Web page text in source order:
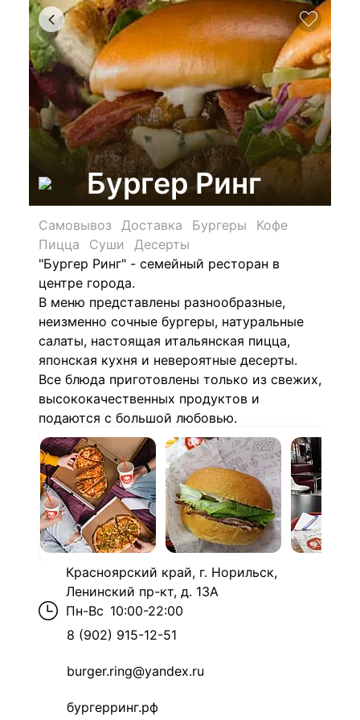
Бургер Ринг
Самовывоз Доставка Бургеры
Кофе
Пицца
Суши
Десерты
"Бургер Ринг" - семейный ресторан в
центре города.
В меню представлены разнообразные,
неизменно сочные бургеры, натуральные
салаты, настоящая итальянская пицца,
японская кухня и невероятные десерты.
Все блюда приготовлены только из свежих,
высококачественных продуктов и
подаются с большой любовью.
Красноярский край, г. Норильск,
Ленинский пр-кт, д. 13А
Пн-Вс 10:00-22:00
8 (902) 915-12-51
burger.ring@yandex.ru
бургерринг.рф